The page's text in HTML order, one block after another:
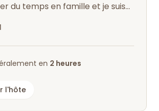
du temps en famille et je suis
en 2 heures
l'hôte